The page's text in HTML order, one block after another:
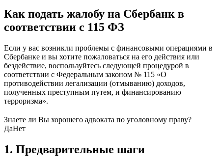
Как подать жалобу на Сбербанк в
соответствии с 115 ФЗ
Если у вас возникли проблемы с финансовыми операциями в
Сбербанке и вы хотите пожаловаться на его действия или
бездействие, воспользуйтесь следующей процедурой в
соответствии с Федеральным законом № 115 «О
противодействии легализации (отмыванию) доходов,
полученных преступным путем, и финансированию
терроризма».
Знаете ли Вы хорошего адвоката по уголовному праву?
ДаНет
1. Предварительные шаги